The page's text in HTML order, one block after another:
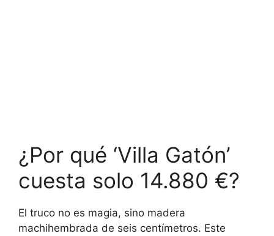
¿Por qué ‘Villa Gatón’
cuesta solo 14.880 €?
El truco no es magia, sino madera
machihembrada de seis centímetros. Este